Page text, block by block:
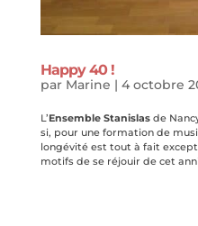
Happy 40 !
par Marine | 4 octobre
L’Ensemble Stanislas de
si, pour une formation de
longévité est tout à fait
motifs de se réjouir de cet